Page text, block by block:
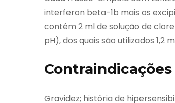
interferon beta-1b mais os
contém 2 ml de solução de
pH), dos quais são utilizados
Contraindicações
Gravidez; história de